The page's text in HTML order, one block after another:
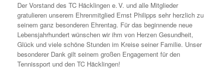
Der Vorstand des TC Häcklingen e. V. und alle Mitglieder
gratulieren unserem Ehrenmitglied Ernst Philipps sehr herzlich zu
seinem ganz besonderen Ehrentag. Für das beginnende neue
Lebensjahrhundert wünschen wir ihm von Herzen Gesundheit,
Glück und viele schöne Stunden im Kreise seiner Familie. Unser
besonderer Dank gilt seinem großen Engagement für den
Tennissport und den TC Häcklingen!